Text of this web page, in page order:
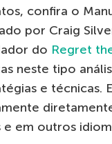
confira o
por Craig
do Regret
neste tipo
e técnicas.
em outros